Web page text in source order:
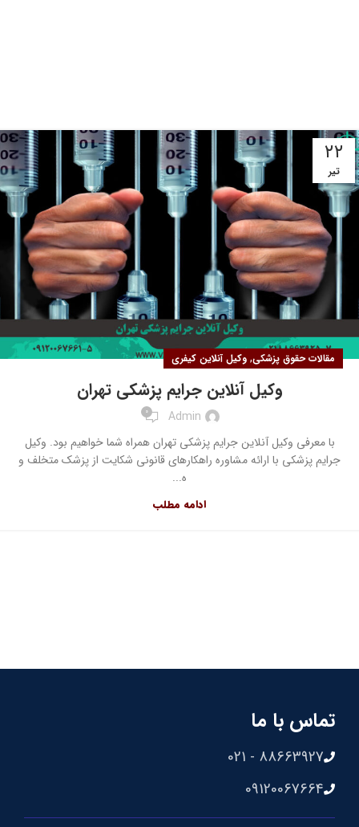
۲۲
تیر
مقالات حقوق پزشکی, وکیل آنلاین کیفری
وکیل آنلاین جرایم پزشکی تهران
Admin
0
با معرفی وکیل آنلاین جرایم پزشکی تهران همراه شما خواهیم بود. وکیل
جرایم پزشکی با ارائه مشاوره راهکارهای قانونی شکایت از پزشک متخلف و
ه...
ادامه مطلب
تماس با ما
88663927 - 021
09120067664